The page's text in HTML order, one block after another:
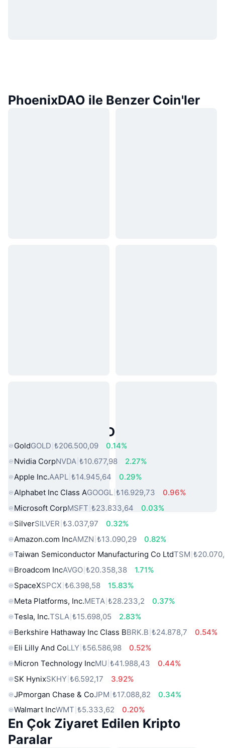
PhoenixDAO ile Benzer Coin'ler
Popüler Gerçek Dünya Varlıkları
GoldGOLD ₺206.500,09
0.14%
Nvidia CorpNVDA ₺10.677,98
2.27%
Apple Inc.AAPL ₺14.945,64
0.29%
Alphabet Inc Class AGOOGL ₺16.929,73
0.96%
Microsoft CorpMSFT ₺23.833,64
0.03%
SilverSILVER ₺3.037,97
0.32%
Amazon.com IncAMZN ₺13.090,29
0.82%
Taiwan Semiconductor Manufacturing Co LtdTSM
Broadcom IncAVGO ₺20.358,38
1.71%
SpaceXSPCX ₺6.398,58
15.83%
Meta Platforms, Inc.META ₺28.233,2
0.37%
Tesla, Inc.TSLA ₺15.698,05
2.83%
Berkshire Hathaway Inc Class BBRK.B ₺24.878,7
0.54%
Eli Lilly And CoLLY ₺56.586,98
0.52%
Micron Technology IncMU ₺41.988,43
0.44%
SK HynixSKHY ₺6.592,17
3.92%
JPmorgan Chase & CoJPM ₺17.088,82
0.34%
Walmart IncWMT ₺5.333,62 0.20%
En Çok Ziyaret Edilen Kripto
Paralar